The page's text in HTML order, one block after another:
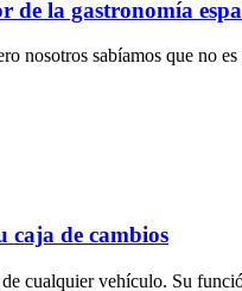
de la gastronomía
nosotros sabíamos que no
caja de cambios
cualquier vehículo. Su